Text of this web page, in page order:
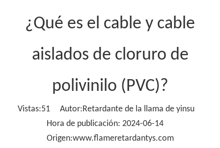
¿Qué es el cable y cable
aislados de cloruro de
polivinilo (PVC)?
Vistas:51 Autor:Retardante de la llama de yinsu
Hora de publicación: 2024-06-14
Origen:www.flameretardantys.com